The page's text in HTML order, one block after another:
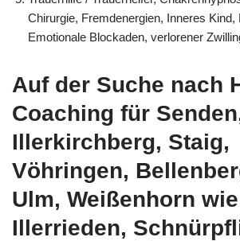
Chirurgie, Fremdenergien, Inneres Kind,
Emotionale Blockaden, verlorener
Auf der Suche nach
Coaching für
Illerkirchberg, Staig,
Vöhringen,
Ulm, Weißenhorn
Illerrieden,